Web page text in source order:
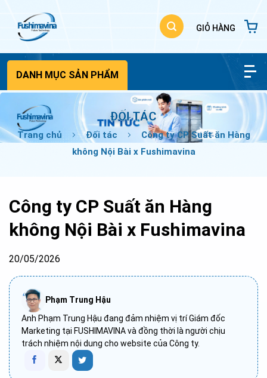
DANH MỤC SẢN PHẨM
ĐỐI TÁC
Trang chủ Đối tác
Công ty CP Suất ăn Hàng
không Nội Bài x Fushimavina
Công ty CP Suất ăn Hàng
không Nội Bài x Fushimavina
20/05/2026
Phạm Trung Hậu
Anh Phạm Trung Hậu đang đảm nhiệm vị trí Giám đốc
Marketing tại FUSHIMAVINA và đồng thời là người chịu
trách nhiệm nội dung cho website của Công ty.